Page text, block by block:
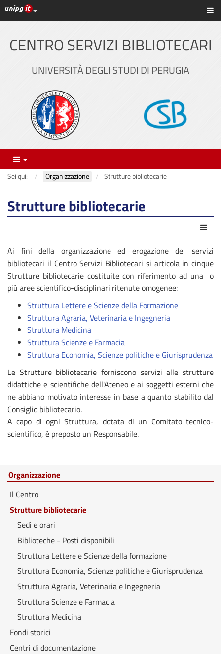
Vai
al
principale
Link ai principali servizi web di Ateneo
CENTRO SERVIZI BIBLIOTECARI
UNIVERSITÀ DEGLI STUDI DI PERUGIA
Menu
Sei qui: Organizzazione Strutture bibliotecarie
Strutture bibliotecarie
Ai fini della organizzazione ed erogazione dei servizi
bibliotecari il Centro Servizi Bibliotecari si articola in cinque
Strutture bibliotecarie costituite con riferimento ad una o
più aree scientifico-disciplinari ritenute omogenee:
Struttura Lettere e Scienze della Formazione
Struttura Agraria, Veterinaria e Ingegneria
Struttura Medicina
Struttura Scienze e Farmacia
Struttura Economia, Scienze politiche e Giurisprudenza
Le Strutture bibliotecarie forniscono servizi alle strutture
didattiche e scientifiche dell'Ateneo e ai soggetti esterni che
ne abbiano motivato interesse in base a quanto stabilito dal
Consiglio bibliotecario.
A capo di ogni Struttura, dotata di un Comitato tecnico-
scientifico, è preposto un Responsabile.
Organizzazione
Il Centro
Strutture bibliotecarie
Sedi e orari
Biblioteche - Posti disponibili
Struttura Lettere e Scienze della formazione
Struttura Economia, Scienze politiche e Giurisprudenza
Struttura Agraria, Veterinaria e Ingegneria
Struttura Scienze e Farmacia
Struttura Medicina
Fondi storici
Centri di documentazione